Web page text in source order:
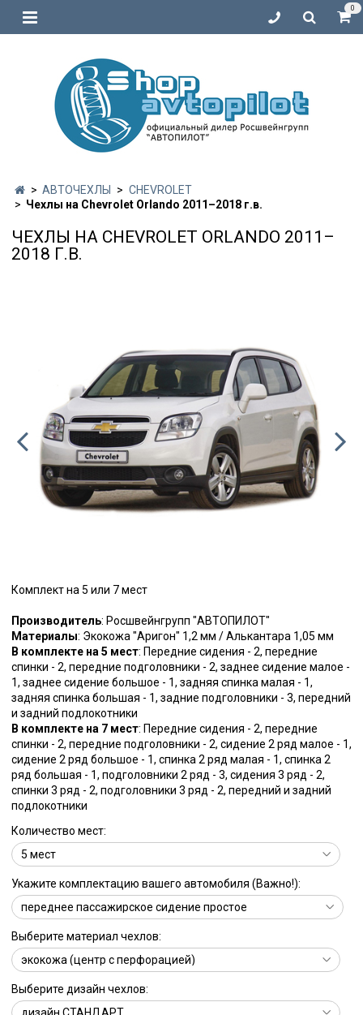
0
АВТОЧЕХЛЫ
CHEVROLET
Чехлы на Chevrolet Orlando 2011–2018 г.в.
ЧЕХЛЫ НА CHEVROLET ORLANDO 2011–
2018 Г.В.
Комплект на 5 или 7 мест
Производитель: Росшвейнгрупп "АВТОПИЛОТ"
Материалы: Экокожа "Аригон" 1,2 мм / Алькантара 1,05 мм
В комплекте на 5 мест: Передние сидения - 2, передние
спинки - 2, передние подголовники - 2, заднее сидение малое -
1, заднее сидение большое - 1, задняя спинка малая - 1,
задняя спинка большая - 1, задние подголовники - 3, передний
и задний подлокотники
В комплекте на 7 мест: Передние сидения - 2, передние
спинки - 2, передние подголовники - 2, сидение 2 ряд малое - 1,
сидение 2 ряд большое - 1, спинка 2 ряд малая - 1, спинка 2
ряд большая - 1, подголовники 2 ряд - 3, сидения 3 ряд - 2,
спинки 3 ряд - 2, подголовники 3 ряд - 2, передний и задний
подлокотники
Количество мест:
Укажите комплектацию вашего автомобиля (Важно!):
Выберите материал чехлов:
Выберите дизайн чехлов: